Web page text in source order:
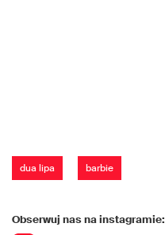
dua lipa barbie
Obserwuj nas na instagramie: